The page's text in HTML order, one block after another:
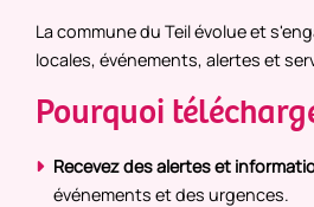
La commune du Teil évolue et
locales, événements, alertes et
Pourquoi
Recevez des alertes et
événements et des urgences.